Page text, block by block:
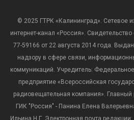
© 2025 ГТРК «Калининград». Сетевое
интернет-канал «Россия».
77-59166 от 22 августа 2014 года.
надзору в сфере связи,
коммуникаций. Учредитель:
предприятие «Всероссийская
радиовещательная компания». Главный
ГИК "Россия" - Панина Елена